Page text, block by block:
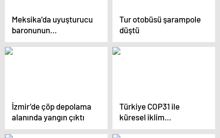
Meksika’da uyuşturucu
baronunun
öldürülmesinin
ardından çıkan
Tur otobüsü şarampole
düştü
İzmir’de çöp depolama
alanında yangın çıktı
Türkiye COP31 ile
küresel iklim
diplomasisinin merkezi